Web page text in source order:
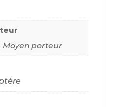
Moyen porteur